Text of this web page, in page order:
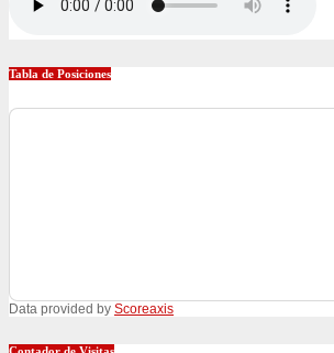
Tabla de Posiciones
Data provided by Scoreaxis